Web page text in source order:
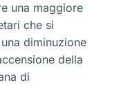
una maggiore
che si
diminuzione
della
di